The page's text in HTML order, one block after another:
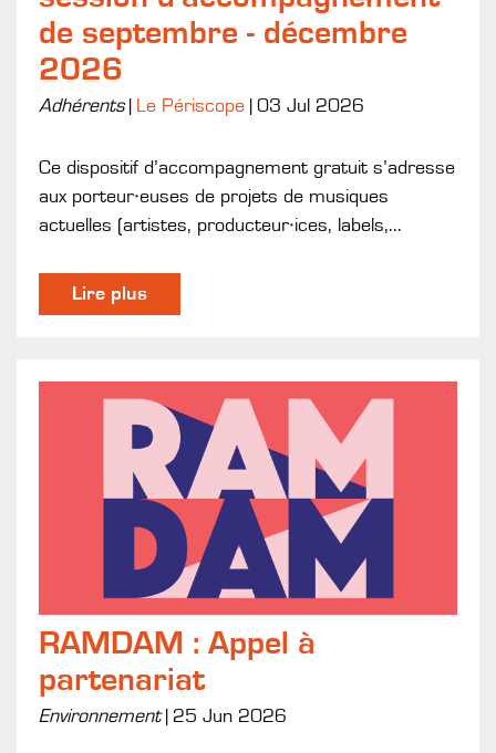
de septembre - décembre
2026
Adhérents Le Périscope 03 Jul 2026
Ce dispositif d’accompagnement gratuit s’adresse
aux porteur·euses de projets de musiques
actuelles (artistes, producteur·ices, labels,...
Lire plus
RAMDAM : Appel à
partenariat
Environnement 25 Jun 2026